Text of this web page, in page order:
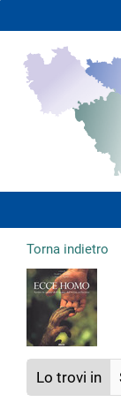
Torna indietro
del
Lo trovi in